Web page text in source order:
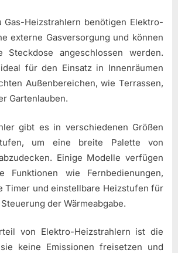
Gas-Heizstrahlern benötigen Elektro-
externe Gasversorgung und können
angeschlossen werden.
für den Einsatz in Innenräumen
Außenbereichen, wie Terrassen,
Gartenlauben.
gibt es in verschiedenen Größen
um eine breite Palette von
Einige Modelle verfügen
Funktionen wie Fernbedienungen,
Timer und einstellbare Heizstufen für
der Wärmeabgabe.
von Elektro-Heizstrahlern ist die
keine Emissionen freisetzen und